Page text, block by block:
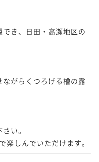
き、日田・高瀬地区の
がらくつろげる檜の露
い。
しんでいただけます。